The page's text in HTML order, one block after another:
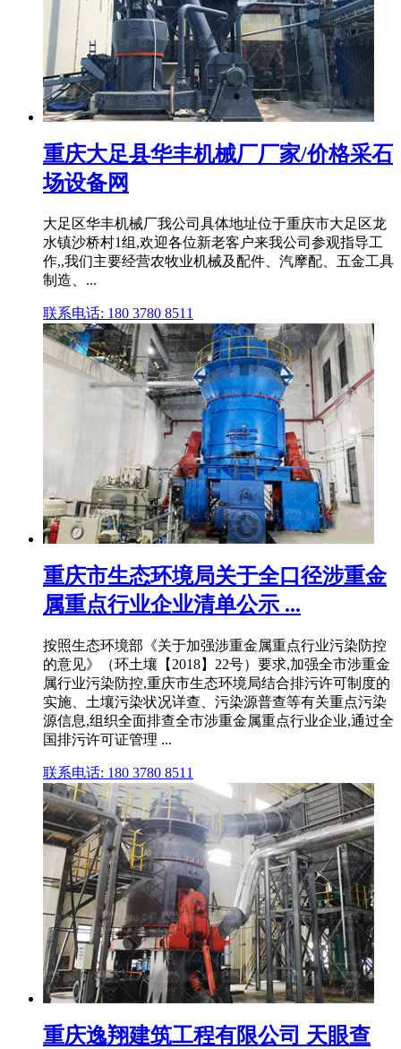
重庆大足县华丰机械厂厂家/价格采石
场设备网
大足区华丰机械厂我公司具体地址位于重庆市大足区龙
水镇沙桥村1组,欢迎各位新老客户来我公司参观指导工
作,,我们主要经营农牧业机械及配件、汽摩配、五金工具
制造、...
联系电话: 180 3780 8511
重庆市生态环境局关于全口径涉重金
属重点行业企业清单公示 ...
按照生态环境部《关于加强涉重金属重点行业污染防控
的意见》（环土壤【2018】22号）要求,加强全市涉重金
属行业污染防控,重庆市生态环境局结合排污许可制度的
实施、土壤污染状况详查、污染源普查等有关重点污染
源信息,组织全面排查全市涉重金属重点行业企业,通过全
国排污许可证管理 ...
联系电话: 180 3780 8511
重庆逸翔建筑工程有限公司 天眼查